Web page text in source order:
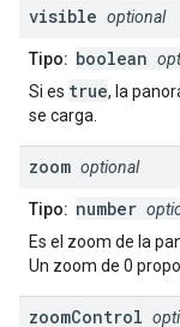
visible optional
Tipo: boolean
Si es true, la
se carga.
zoom optional
Tipo: number
Es el zoom de la
Un zoom de 0
zoomControl